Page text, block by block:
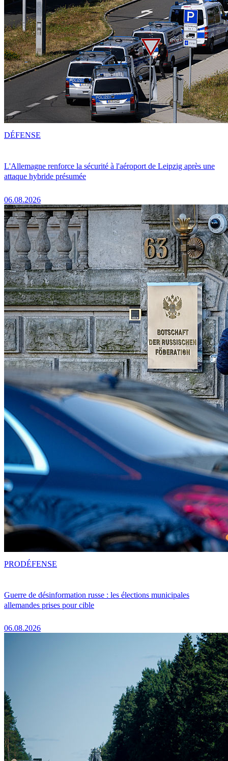
L'Allemagne renforce la sécurité à l'aéroport de Leipzig après une
attaque hybride présumée
06.08.2026
DÉFENSE
Guerre de désinformation russe : les élections municipales
allemandes prises pour cible
06.08.2026
PRODÉFENSE